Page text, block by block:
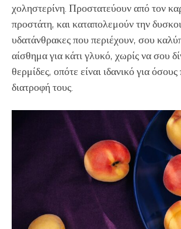
χοληστερίνη. Προστατεύουν από τον
προστάτη, και καταπολεμούν την
υδατάνθρακες που περιέχουν, σου
αίσθημα για κάτι γλυκό, χωρίς να σου
θερμίδες, οπότε είναι ιδανικό για
διατροφή τους.